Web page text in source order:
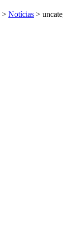
> Notícias >